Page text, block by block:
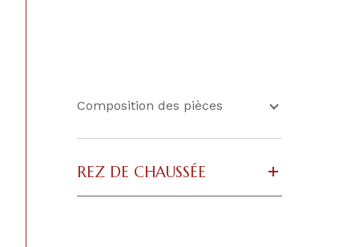
Composition des pièces
REZ DE CHAUSSÉE